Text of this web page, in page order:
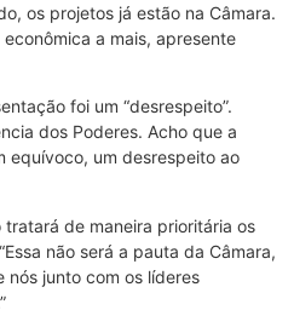
os projetos já estão na Câmara.
a mais, apresente
foi um “desrespeito”.
dos Poderes. Acho que a
equívoco, um desrespeito ao
de maneira prioritária os
não será a pauta da Câmara,
nós junto com os líderes